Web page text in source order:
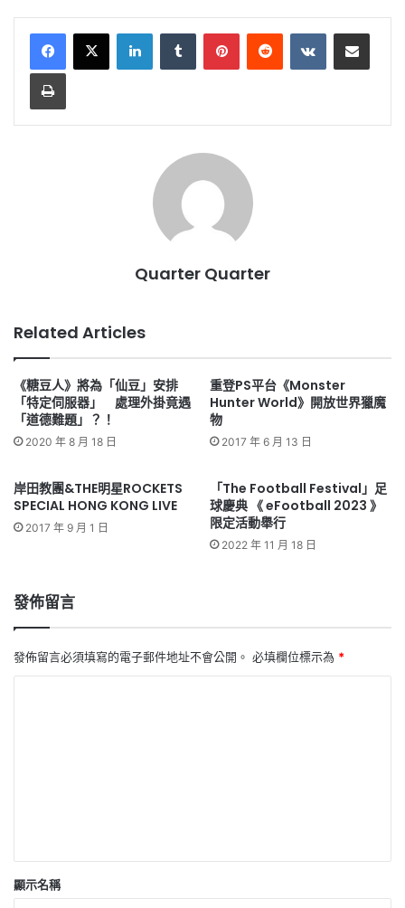
LinkedInTumblr PinterestReddit VKontakteShare via Email
Print
Quarter Quarter
Related Articles
《糖豆人》將為「仙豆」安排
「特定伺服器」 處理外掛竟遇
「道德難題」？！
2020 年 8 月 18 日
重登PS平台《Monster
Hunter World》開放世界獵魔
物
2017 年 6 月 13 日
岸田教團&THE明星ROCKETS
SPECIAL HONG KONG LIVE
2017 年 9 月 1 日
「The Football Festival」足
球慶典 《 eFootball 2023 》
限定活動舉行
2022 年 11 月 18 日
發佈留言
發佈留言必須填寫的電子郵件地址不會公開。 必填欄位標示為 *
顯示名稱